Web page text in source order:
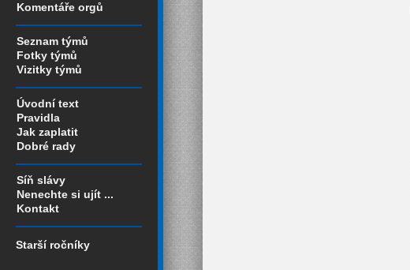
Komentáře orgů
Seznam týmů
Fotky týmů
Vizitky týmů
Úvodní text
Pravidla
Jak zaplatit
Dobré rady
Síň slávy
Nenechte si ujít ...
Kontakt
Starší ročníky